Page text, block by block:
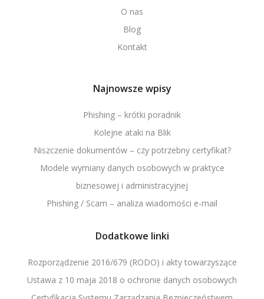
O nas
Blog
Kontakt
Najnowsze wpisy
Phishing – krótki poradnik
Kolejne ataki na Blik
Niszczenie dokumentów – czy potrzebny certyfikat?
Modele wymiany danych osobowych w praktyce
biznesowej i administracyjnej
Phishing / Scam – analiza wiadomości e-mail
Dodatkowe linki
Rozporządzenie 2016/679 (RODO) i akty towarzyszące
Ustawa z 10 maja 2018 o ochronie danych osobowych